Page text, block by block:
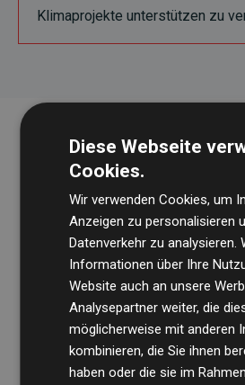
Klimaprojekte unterstützen zu
Die
regelmäßig unsere Berechnungen
Transparenz und Verlässlichkeit
Ihre Prüfungen belegen, dass
Klimaschutzprojekte im
Diese Webseite
Cookies.
Wir verwenden Cookies, um
Anzeigen zu personalisieren
Datenverkehr zu analysieren.
Informationen über Ihre
Website auch an unsere
Analysepartner weiter, die
möglicherweise mit anderen
kombinieren, die Sie ihnen
haben oder die sie im